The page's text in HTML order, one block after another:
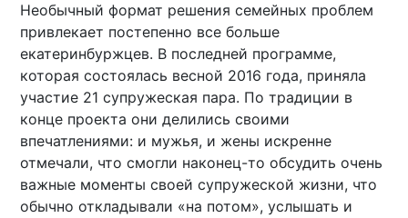
Необычный формат решения семейных проблем
привлекает постепенно все больше
екатеринбуржцев. В последней программе,
которая состоялась весной 2016 года, приняла
участие 21 супружеская пара. По традиции в
конце проекта они делились своими
впечатлениями: и мужья, и жены искренне
отмечали, что смогли наконец-то обсудить очень
важные моменты своей супружеской жизни, что
обычно откладывали «на потом», услышать и